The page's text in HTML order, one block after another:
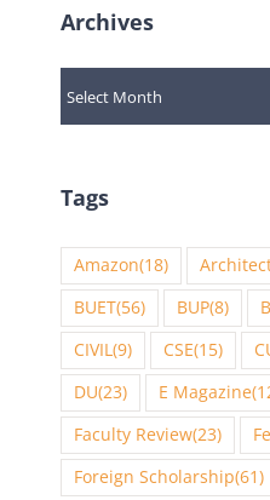
Archives
Archives
Tags
Amazon(18)
BUET(56) BUP(8)
CIVIL(9) CSE(15)
DU(23) E Magazine
Faculty Review(23)
Foreign Scholarship(61)